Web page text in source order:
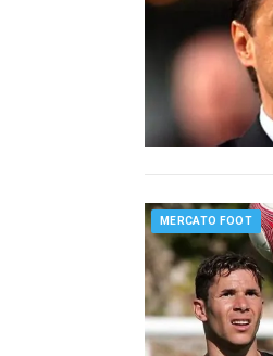
MERCATO FOOT